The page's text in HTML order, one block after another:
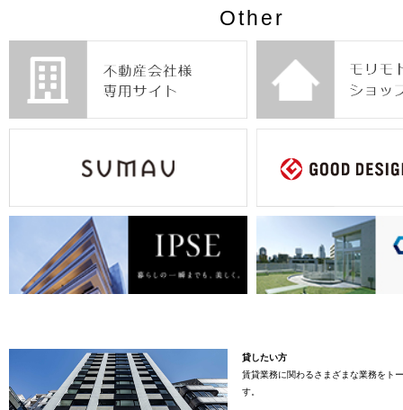
Other
貸したい方
賃貸業務に関わるさまざまな業務をト
す。